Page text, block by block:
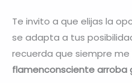
Te invito a que elijas la
se adapta a tus
recuerda que siempre
flamenconsciente arroba